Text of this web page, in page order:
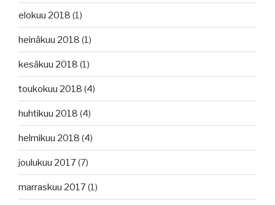
elokuu 2018 (1)
heinäkuu 2018 (1)
kesäkuu 2018 (1)
toukokuu 2018 (4)
huhtikuu 2018 (4)
helmikuu 2018 (4)
joulukuu 2017(7)
marraskuu 2017(1)